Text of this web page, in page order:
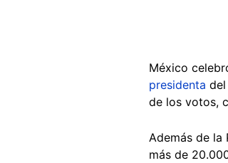
México
presidenta
de los votos,
Además de la
más de